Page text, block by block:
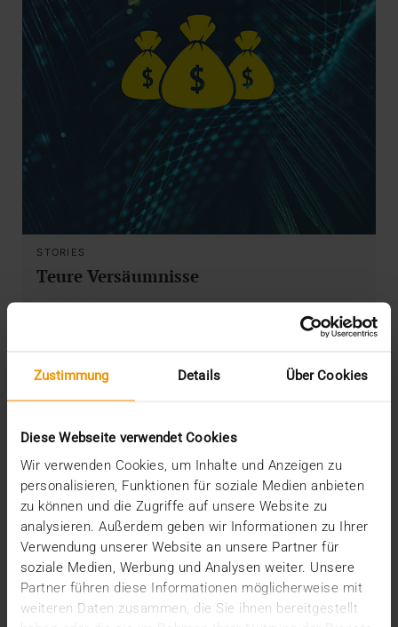
Zustimmung Details Über Cookies
Diese Webseite verwendet Cookies
Wir verwenden Cookies, um Inhalte und Anzeigen zu
personalisieren, Funktionen für soziale Medien anbieten
zu können und die Zugriffe auf unsere Website zu
analysieren. Außerdem geben wir Informationen zu Ihrer
Verwendung unserer Website an unsere Partner für
soziale Medien, Werbung und Analysen weiter. Unsere
Partner führen diese Informationen möglicherweise mit
weiteren Daten zusammen, die Sie ihnen bereitgestellt
STORIES
Teure Versäumnisse
14.08.2019
34 Milliarden Euro: So hoch beziffert McKinsey &
durch…
VISUS HEALTH IT